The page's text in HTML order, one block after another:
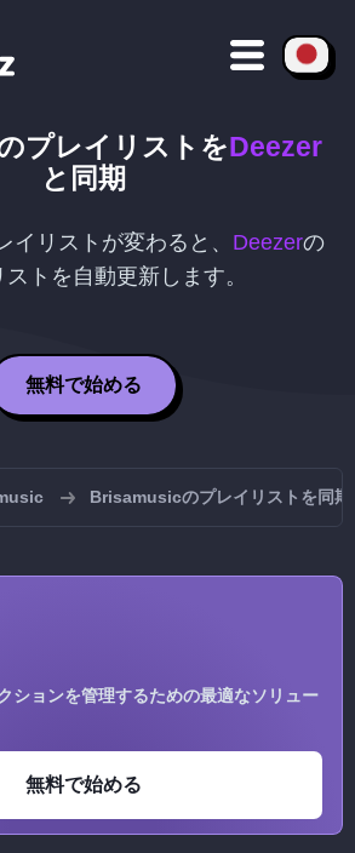
プレイリストをDeezer
と同期
イリストが変わると、 Deezerの
トを自動更新します。
無料で始める
Brisamusicのプレイリストを同期
ションを管理するための最適なソリュー
無料で始める